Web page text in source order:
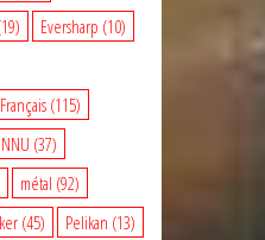
Eversharp (10)
Français(115)
(37)
métal (92)
(45) Pelikan (13)